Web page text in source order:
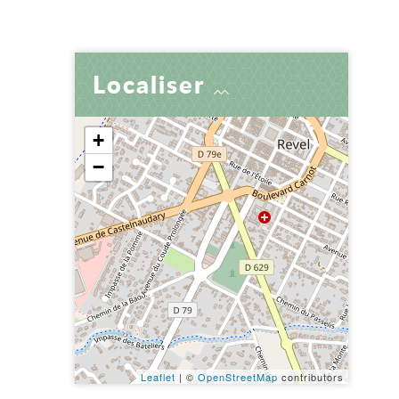
par e-mail
Localiser
+
−
Leaflet | © OpenStreetMap contributors